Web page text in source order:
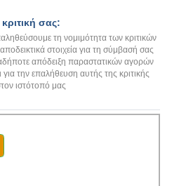
σας:
τη νομιμότητα των κριτικών
στοιχεία για τη σύμβασή σας
απόδειξη παραστατικών αγορών
την επαλήθευση αυτής της κριτικής
ιστότοπό μας